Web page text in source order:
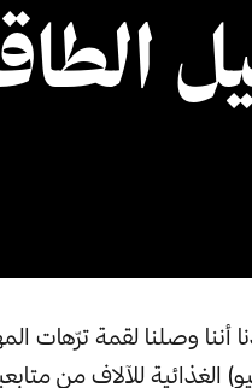
أننا وصلنا لقمة ترّهات
الغذائية للآلاف من